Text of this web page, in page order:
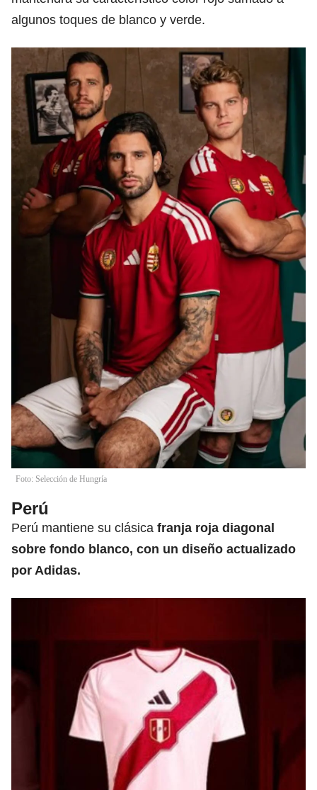
algunos toques de blanco y verde.
Foto: Selección de Hungría
Perú
Perú mantiene su clásica franja roja diagonal
sobre fondo blanco, con un diseño actualizado
por Adidas.